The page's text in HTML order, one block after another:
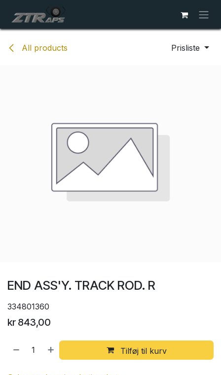
All products Prisliste
END ASS'Y. TRACK ROD. R
334801360
kr 843,00
Tilføj til kurv